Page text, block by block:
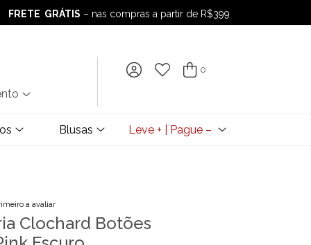
FRETE GRÁTIS – nas compras a partir de R$399
FRETE GRÁTIS– nas compras a partir de R$399
0
Blusas Leve + | Pague –
a avaliar
Clochard Botões